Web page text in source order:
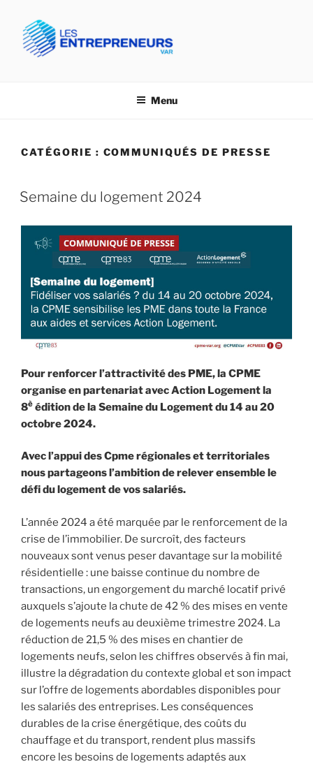
contenu
principal
ENTREPRENEURS VAR
Menu
CATÉGORIE : COMMUNIQUÉS DE PRESSE
Semaine du logement 2024
Pour renforcer l’attractivité des PME, la CPME
organise en partenariat avec Action Logement la
8è édition de la Semaine du Logement du 14 au 20
octobre 2024.
Avec l’appui des Cpme régionales et territoriales
nous partageons l’ambition de relever ensemble le
défi du logement de vos salariés.
L’année 2024 a été marquée par le renforcement de la
crise de l’immobilier. De surcroît, des facteurs
nouveaux sont venus peser davantage sur la mobilité
résidentielle : une baisse continue du nombre de
transactions, un engorgement du marché locatif privé
auxquels s’ajoute la chute de 42 % des mises en vente
de logements neufs au deuxième trimestre 2024. La
réduction de 21,5 % des mises en chantier de
logements neufs, selon les chiffres observés à fin mai,
illustre la dégradation du contexte global et son impact
sur l’offre de logements abordables disponibles pour
les salariés des entreprises. Les conséquences
durables de la crise énergétique, des coûts du
chauffage et du transport, rendent plus massifs
encore les besoins de logements adaptés aux